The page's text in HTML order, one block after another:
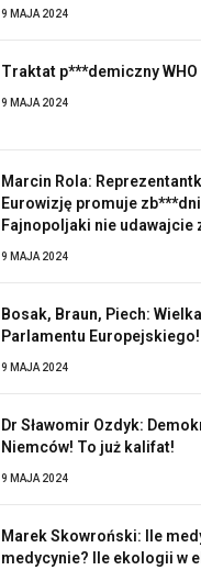
9 MAJA 2024
Traktat p***demiczny WHO
9 MAJA 2024
Marcin Rola:
Eurowizję promuje
Fajnopoljaki nie udawajcie
9 MAJA 2024
Bosak, Braun, Piech:
Parlamentu Europejskiego!
9 MAJA 2024
Dr Sławomir Ozdyk:
Niemców! To już kalifat!
9 MAJA 2024
Marek Skowroński: Ile
medycynie? Ile ekologii w